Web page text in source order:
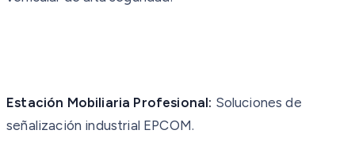
Estación Mobiliaria Profesional: Soluciones de
señalización industrial EPCOM.